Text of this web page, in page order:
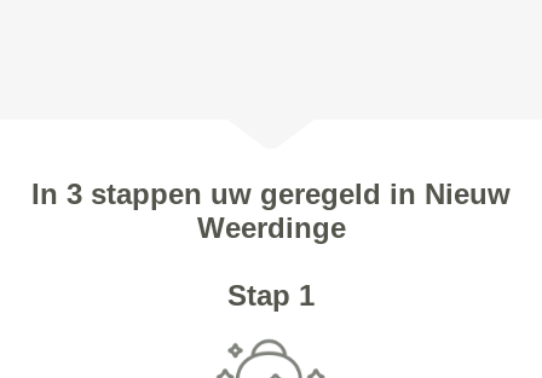
In 3 stappen uw geregeld in Nieuw
Weerdinge
Stap 1